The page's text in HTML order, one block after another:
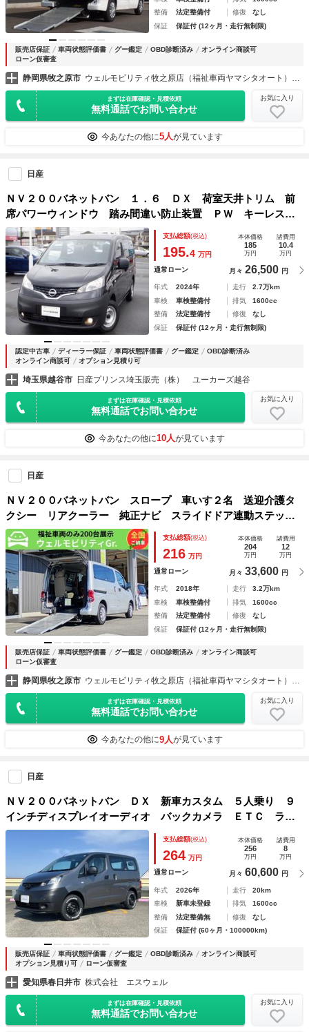
整備
法定整備付 修復
なし
保証
保証付 (12ヶ月・走行無制限)
販売店保証 車両状態評価書 グー鑑定 OBD診断済み
オンライン商談可
ローン仮審査
静岡県牧之原市
まずは在庫確認・見積依頼
無料通話でお問い合わせ
お気に入り
今あなたの他に5人が見ています
日産
ＮＶ２００バネットバン １．６ ＤＸ 荷室天井トリム 前
席パワーウィンドウ 踏み間違い防止装置 ＰＷ キーレスエ
ントリ 助手席エアバック エアコン 運転席エアバッグ Ｐ
Ｓ ＡＢＳ付 レーンアシスト アイドリングストップ 定期
点検記録簿
支払総額(税込)
195.4 万円
本体価格
185
万円
諸費用
10.4
万円
通常ローン 月々 26,500 円
年式 2024年 走行
2.7万km
車検
車検整備付 排気
1600cc
整備
法定整備付 修復
なし
保証
保証付 (12ヶ月・走行無制限)
認定中古車 ディーラー保証 車両状態評価書 グー鑑定
OBD診断済み
オンライン商談可
オプション見積り可
埼玉県越谷市 日産プリンス埼玉販売（株） ユーカーズ越谷
まずは在庫確認・見積依頼
無料通話でお問い合わせ
お気に入り
今あなたの他に10人が見ています
日産
ＮＶ２００バネットバン スロープ 車いす２名 送迎介護タ
クシー リアクーラー 純正ナビ スライドドア連動ステッ
プ 車いす２名＋４名 車検 ２年付 福祉装備点検済 全国
対応１年故障保証 福祉車両 修復歴無し
支払総額(税込)
216 万円
本体価格
204
万円
諸費用
12
万円
通常ローン 月々 33,600 円
年式 2018年 走行
3.2万km
車検
車検整備付 排気
1600cc
整備
法定整備付 修復
なし
保証
保証付 (12ヶ月・走行無制限)
販売店保証 車両状態評価書 グー鑑定 OBD診断済み
オンライン商談可
ローン仮審査
静岡県牧之原市 ウェルモビリティ牧之原店（福祉車両ヤマシタオート）福祉車両・介護車両の大型展示場
まずは在庫確認・見積依頼
無料通話でお問い合わせ
お気に入り
今あなたの他に9人が見ています
日産
ＮＶ２００バネットバン ＤＸ 新車カスタム ５人乗り ９
インチディスプレイオーディオ バックカメラ ＥＴＣ ラゲ
ッジマット ドアバイザー ラバーマット グリル塗装 ホイ
ール塗装 ジオランダーＸＡＴ
支払総額(税込)
264 万円
本体価格
256
万円
諸費用
8
万円
通常ローン 月々 60,600 円
年式 2026年 走行
20km
車検
新車未登録 排気
1600cc
整備
法定整備無 修復
なし
保証
保証付 (60ヶ月・100000km)
販売店保証 車両状態評価書 グー鑑定 OBD診断済み
オンライン商談可
オプション見積り可
ローン仮審査
愛知県春日井市 株式会社 エスウェル
まずは在庫確認・見積依頼
無料通話でお問い合わせ
お気に入り